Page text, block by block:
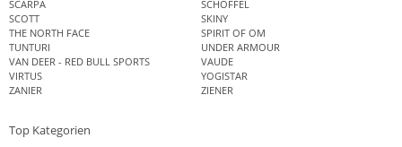
SCARPA
SCHÖFFEL
SCOTT
SKINY
THE NORTH FACE
SPIRIT OF OM
TUNTURI
UNDER ARMOUR
VAN DEER - RED BULL SPORTS
VAUDE
VIRTUS
YOGISTAR
ZANIER
ZIENER
Top Kategorien